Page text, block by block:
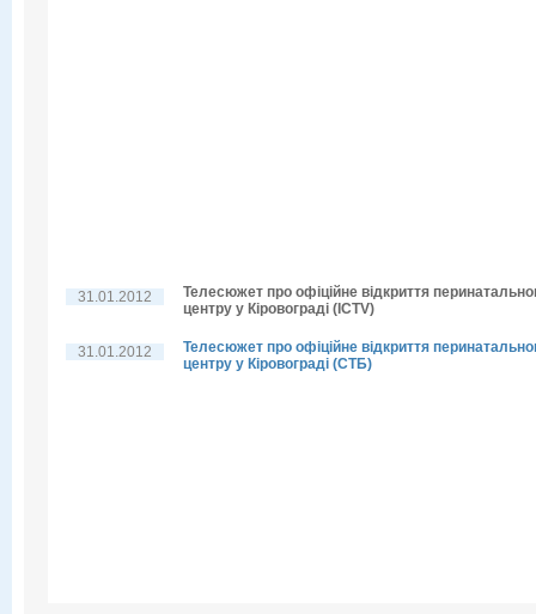
31.01.2012
Телесюжет про офіційне відкриття
центру у Кіровограді (ICTV)
31.01.2012
Телесюжет про офіційне відкриття
центру у Кіровограді (СТБ)